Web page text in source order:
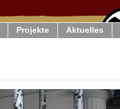
Projekte Aktuelles